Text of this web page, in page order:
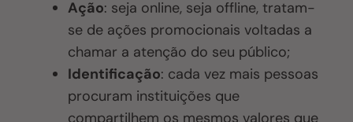
Ação: seja online, seja offline, tratam-
se de ações promocionais voltadas a
chamar a atenção do seu público;
Identificação: cada vez mais pessoas
procuram instituições que